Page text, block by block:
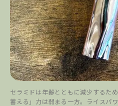
セラミドは年齢とともに減少するた
蓄える」力は弱まる一方。ライスパ